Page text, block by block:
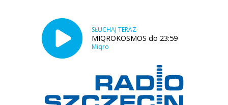
SŁUCHAJ TERAZ
MIQROKOSMOS do 23:59
Miqro